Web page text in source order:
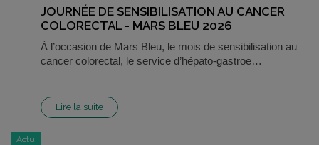
JOURNÉE DE SENSIBILISATION AU CANCER
COLORECTAL - MARS BLEU 2026
À l’occasion de Mars Bleu, le mois de sensibilisation au
cancer colorectal, le service d’hépato-gastroe…
Lire la suite
Actu